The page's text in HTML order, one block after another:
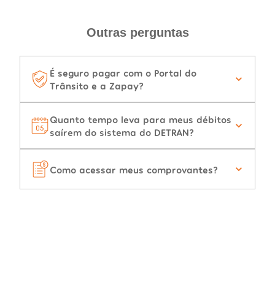
Outras perguntas
É seguro pagar com o Portal do
Trânsito e a Zapay?
Quanto tempo leva para meus débitos
saírem do sistema do DETRAN?
Como acessar meus comprovantes?